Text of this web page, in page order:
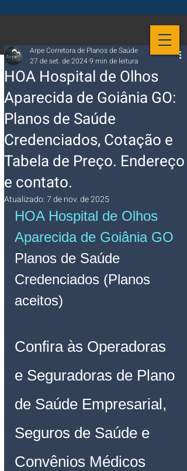
HOA Hospital de Olhos
Aparecida de Goiânia GO:
Planos de Saúde
Credenciados, Cotação e
Tabela de Preço. Endereço
e contato.
Arpe Corretora de Planos de Saúde
27 de set. de 20249 min de leitura
Atualizado:7 de nov. de 2025
HOA Hospital de Olhos
Aparecida de Goiânia GO
Planos de Saúde
Credenciados (Planos
aceitos)
Confira às Operadoras
e Seguradoras de Plano
de Saúde Empresarial,
Seguros de Saúde e
Convênios Médicos